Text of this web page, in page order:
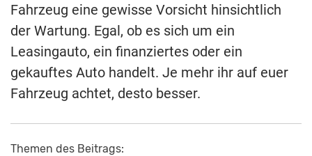
Fahrzeug eine gewisse Vorsicht hinsichtlich
der Wartung. Egal, ob es sich um ein
Leasingauto, ein finanziertes oder ein
gekauftes Auto handelt. Je mehr ihr auf euer
Fahrzeug achtet, desto besser.
Themen des Beitrags: